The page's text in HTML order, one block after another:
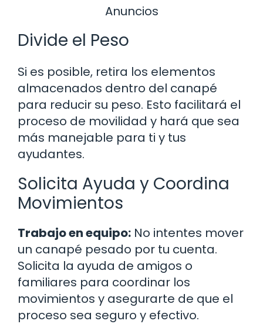
Anuncios
Divide el Peso
Si es posible, retira los elementos
almacenados dentro del canapé
para reducir su peso. Esto facilitará el
proceso de movilidad y hará que sea
más manejable para ti y tus
ayudantes.
Solicita Ayuda y Coordina
Movimientos
Trabajo en equipo: No intentes mover
un canapé pesado por tu cuenta.
Solicita la ayuda de amigos o
familiares para coordinar los
movimientos y asegurarte de que el
proceso sea seguro y efectivo.